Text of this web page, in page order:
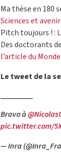
Ma thèse en 180
Sciences et avenir
Pitch toujours ! :
Des doctorants
l’article du Monde
Le tweet de la
Bravo à
pic.twitter.com/
— Inra